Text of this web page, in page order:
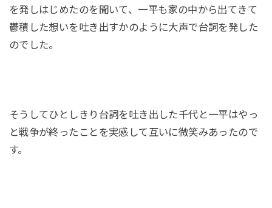
を発しはじめたのを聞いて、一平も家の中から出てきて
鬱積した想いを吐き出すかのように大声で台詞を発した
のでした。
そうしてひとしきり台詞を吐き出した千代と一平はやっ
と戦争が終ったことを実感して互いに微笑みあったので
す。